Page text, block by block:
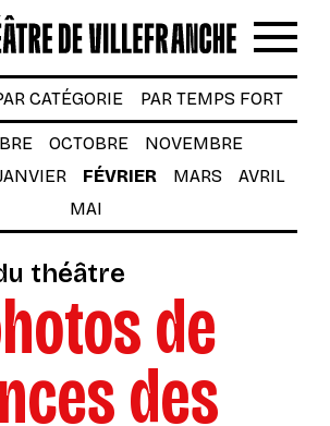
Menu
THÉÂTRE
NEWSLETTER
CATÉGORIE PAR TEMPS FORT
OCTOBRE
NOVEMBRE
FÉVRIER MARS
AVRIL
MAI
théâtre
de
des